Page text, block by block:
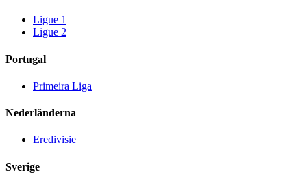
Ligue 1
Ligue 2
Portugal
Primeira Liga
Nederländerna
Eredivisie
Sverige